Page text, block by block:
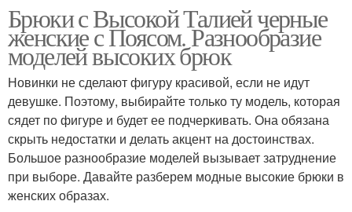
Образа с джинсами Образа с пальто
Образа с платьем Образа с кроссовками
Образа с юбкой
Брюки с Высокой Талией черные
женские с Поясом. Разнообразие
моделей высоких брюк
Новинки не сделают фигуру красивой, если не идут
девушке. Поэтому, выбирайте только ту модель, которая
сядет по фигуре и будет ее подчеркивать. Она обязана
скрыть недостатки и делать акцент на достоинствах.
Большое разнообразие моделей вызывает затруднение
при выборе. Давайте разберем модные высокие брюки в
женских образах.